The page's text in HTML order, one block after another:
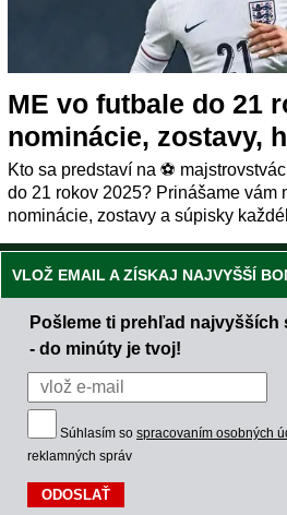
ME vo futbale do 21
nominácie, zostavy,
Kto sa predstaví na ⚽
do 21 rokov 2025? Prinášame vám
nominácie, zostavy a súpisky
VLOŽ EMAIL A ZÍSKAJ NAJVYŠŠÍ
Pošleme ti prehľad
- do minúty je tvoj!
Súhlasím so spracovaním osobných
reklamných správ